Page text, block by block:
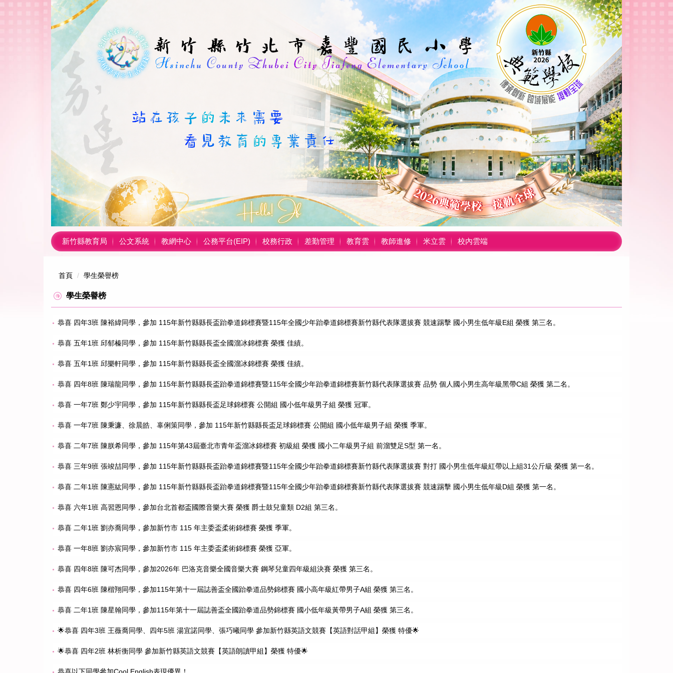
新竹縣教育局 公文系統 教網中心 公務平台(EIP) 校務行政 差勤管理 教育雲 教師進修 米立雲 校內雲端
首頁 學生榮譽榜
學生榮譽榜
恭喜 四年3班 陳裕緯同學，參加 115年新竹縣縣長盃跆拳道錦標賽暨115年全國少年跆拳道錦標賽新竹縣代表隊選拔賽 競速踢擊 國小男生低年級E組 榮獲 第三名。
恭喜 五年1班 邱郁榛同學，參加 115年新竹縣縣長盃全國溜冰錦標賽 榮獲 佳績。
恭喜 五年1班 邱樂軒同學，參加 115年新竹縣縣長盃全國溜冰錦標賽 榮獲 佳績。
恭喜 四年8班 陳瑞龍同學，參加 115年新竹縣縣長盃跆拳道錦標賽暨115年全國少年跆拳道錦標賽新竹縣代表隊選拔賽 品勢 個人國小男生高年級黑帶C組 榮獲 第二名。
恭喜 一年7班 鄭少宇同學，參加 115年新竹縣縣長盃足球錦標賽 公開組 國小低年級男子組 榮獲 冠軍。
恭喜 一年7班 陳秉濂、徐晨皓、辜俐策同學，參加 115年新竹縣縣長盃足球錦標賽 公開組 國小低年級男子組 榮獲 季軍。
恭喜 二年7班 陳朕希同學，參加 115年第43屆臺北市青年盃溜冰錦標賽 初級組 榮獲 國小二年級男子組 前溜雙足S型 第一名。
恭喜 三年9班 張竣喆同學，參加 115年新竹縣縣長盃跆拳道錦標賽暨115年全國少年跆拳道錦標賽新竹縣代表隊選拔賽 對打 國小男生低年級紅帶以上組31公斤級 榮獲 第一名。
恭喜 二年1班 陳憲紘同學，參加 115年新竹縣縣長盃跆拳道錦標賽暨115年全國少年跆拳道錦標賽新竹縣代表隊選拔賽 競速踢擊 國小男生低年級D組 榮獲 第一名。
恭喜 六年1班 高習恩同學，參加台北首都盃國際音樂大賽 榮獲 爵士鼓兒童類 D2組 第三名。
恭喜 二年1班 劉亦喬同學，參加新⽵市 115 年主委盃柔術錦標賽 榮獲 季軍。
恭喜 一年8班 劉亦宸同學，參加新⽵市 115 年主委盃柔術錦標賽 榮獲 亞軍。
恭喜 四年8班 陳可杰同學，參加2026年 巴洛克音樂全國音樂大賽 鋼琴兒童四年級組決賽 榮獲 第三名。
恭喜 四年6班 陳楷翔同學，參加115年第十一屆誌善盃全國跆拳道品勢錦標賽 國小高年級紅帶男子A組 榮獲 第三名。
恭喜 二年1班 陳星翰同學，參加115年第十一屆誌善盃全國跆拳道品勢錦標賽 國小低年級黃帶男子A組 榮獲 第三名。
🌟恭喜 四年3班 王薇喬同學、四年5班 湯宜諾同學、張巧曦同學 參加新竹縣英語文競賽【英語對話甲組】榮獲 特優🌟
🌟恭喜 四年2班 林析衡同學 參加新竹縣英語文競賽【英語朗讀甲組】榮獲 特優🌟
恭喜以下同學參加Cool English表現優異！